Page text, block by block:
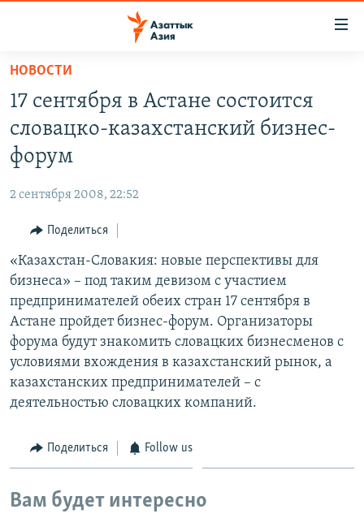
Вернуться
основному
содержанию
Вернутся
главной
навигации
Вернутся
поиску
ЦЕНТРАЛЬНАЯ АЗИЯ
ТАДЖИКИСТАН
ВОЙНА В УКРАИНЕ
ҚАЗАҚША
КЫРГЫЗЧА
ЎЗБЕКЧА
TÜRKMENÇE
Все сайты РСЕ/РС
НОВОСТИ
17 сентября в Астане состоится
словацко-казахстанский бизнес-
форум
2 сентября 2008, 22:52
Поделиться
«Казахстан-Словакия: новые перспективы для
бизнеса» – под таким девизом с участием
предпринимателей обеих стран 17 сентября в
Астане пройдет бизнес-форум. Организаторы
форума будут знакомить словацких бизнесменов с
условиями вхождения в казахстанский рынок, а
казахстанских предпринимателей – с
деятельностью словацких компаний.
Поделиться Follow us
Вам будет интересно